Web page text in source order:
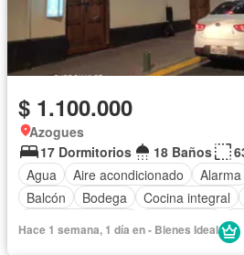
$ 1.100.000
Azogues
17 Dormitorios
18 Baños
Agua
Aire acondicionado Alarma
Balcón
Bodega Cocina integral
Garita de guardianía
Hace 1 semana, 1 día en - Bienes Ideal